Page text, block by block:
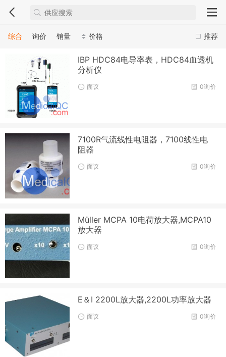
推荐
综合 询价 销量 价格
IBP HDC84电导率表，HDC84血透机
分析仪
0询价
面议
7100R气流线性电阻器，7100线性电
阻器
0询价
面议
Müller MCPA 10电荷放大器,MCPA10
放大器
0询价
面议
E＆I 2200L放大器,2200L功率放大器
0询价
面议